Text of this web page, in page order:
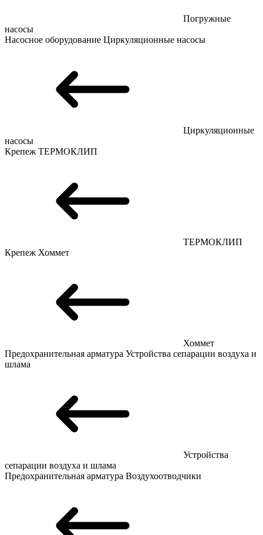
Погружные
насосы
Насосное оборудование Циркуляционные насосы
Циркуляционные
насосы
Крепеж ТЕРМОКЛИП
ТЕРМОКЛИП
Крепеж Хоммет
Хоммет
Предохранительная арматура Устройства сепарации воздуха и
шлама
Устройства
сепарации воздуха и шлама
Предохранительная арматура Воздухоотводчики